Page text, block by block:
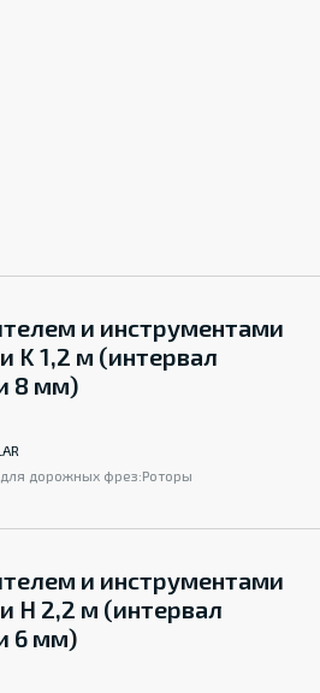
и инструментами
K 1,2 м (интервал
8 мм)
дорожных фрез:Роторы
и инструментами
H 2,2 м (интервал
6 мм)